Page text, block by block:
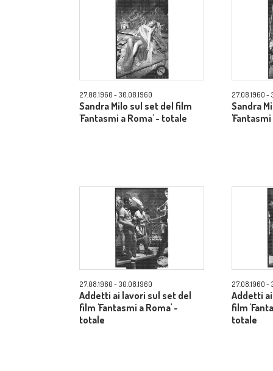
27.08.1960 - 30.08.1960
Sandra Milo sul set del film
'Fantasmi a Roma' - totale
27.08.1960 -
Sandra
27.08.1960 - 30.08.1960
Addetti ai lavori sul set del
film 'Fantasmi a Roma' -
totale
27.08.1960 -
Addetti
film
totale